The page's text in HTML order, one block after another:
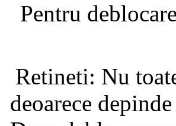
Pentru
Retineti: Nu
deoarece